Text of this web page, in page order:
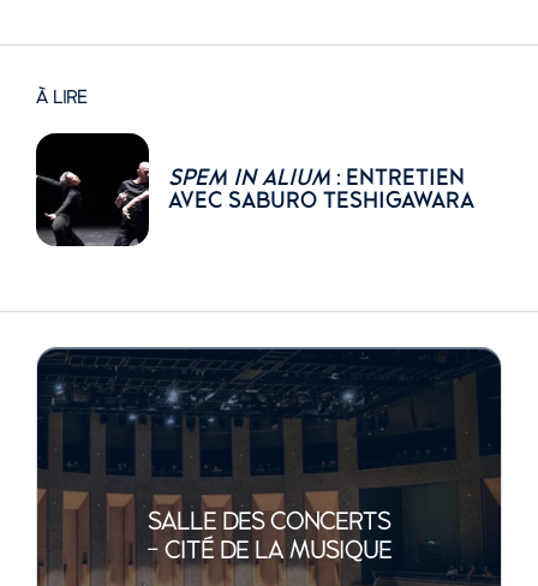
À LIRE
SPEM IN ALIUM : ENTRETIEN
AVEC SABURO TESHIGAWARA
SALLE DES CONCERTS
- CITÉ DE LA MUSIQUE